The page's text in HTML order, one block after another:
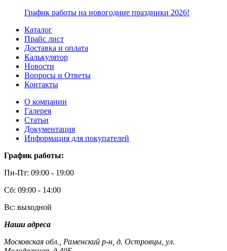
График работы на новогодние праздники 2026!
Каталог
Прайс лист
Доставка и оплата
Калькулятор
Новости
Вопросы и Ответы
Контакты
О компании
Галерея
Статьи
Документация
Информация для покупателей
График работы:
Пн-Пт: 09:00 - 19:00
Сб: 09:00 - 14:00
Вс: выходной
Наши адреса
Московская обл., Раменский р-н, д. Островцы, ул.